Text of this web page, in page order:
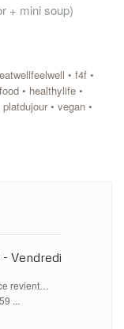
+ mini soup)
eatwellfeelwell • f4f •
• healthylife •
platdujour• vegan •
Vendredi
revient…
...